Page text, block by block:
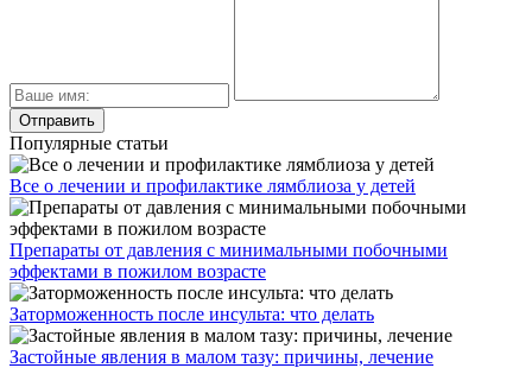
Популярные статьи
Все о лечении и профилактике лямблиоза у детей
Препараты от давления с минимальными побочными
эффектами в пожилом возрасте
Заторможенность после инсульта: что делать
Застойные явления в малом тазу: причины, лечение